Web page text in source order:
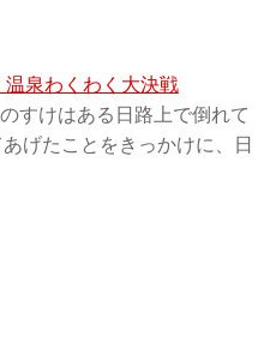
泉わくわく大決戦
すけはある日路上で倒れて
げたことをきっかけに、日